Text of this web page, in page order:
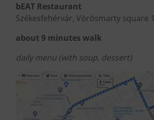
bEAT Restaurant
Székesfehérvár, Vörösmarty square 1
about 9 minutes walk
daily menu (with soup, dessert)